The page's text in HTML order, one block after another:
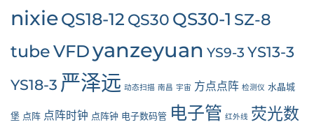
nixieQS18-12 QS30 QS30-1 SZ-8
tubeVFDyanzeyuan YS9-3 YS13-3
YS18-3 严泽远 动态扫描 南昌 宇宙 方点点阵 检测仪 水晶城
堡 点阵 点阵时钟 点阵钟 电子数码管 电子管 红外线 荧光数